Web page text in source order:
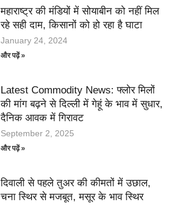
महाराष्ट्र की मंडियों में सोयाबीन को नहीं मिल
रहे सही दाम, किसानों को हो रहा है घाटा
January 24, 2024
और पढ़ें »
Latest Commodity News: फ्लोर मिलों
की मांग बढ़ने से दिल्ली में गेहूं के भाव में सुधार,
दैनिक आवक में गिरावट
September 2, 2025
और पढ़ें »
दिवाली से पहले तुअर की कीमतों में उछाल,
चना स्थिर से मजबूत, मसूर के भाव स्थिर